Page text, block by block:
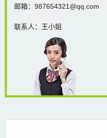
邮箱：987654321@qq.com
联系人：王小姐